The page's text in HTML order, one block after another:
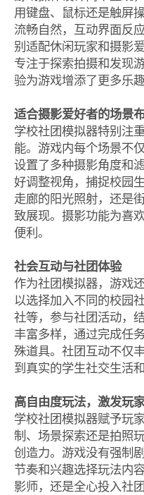
用键盘、鼠标还是触屏
流畅自然，互动界面反
别适配休闲玩家和摄影
专注于探索拍摄和发现
验为游戏增添了更多乐趣
适合摄影爱好者的场景
学校社团模拟器特别注
能。游戏内每个场景不
设置了多种摄影角度和
好调整视角，捕捉校园
走廊的阳光照射，还是
致展现。摄影功能为喜
便利。
社会互动与社团体验
作为社团模拟器，游戏
以选择加入不同的校园
社等，参与社团活动，
丰富多样，通过完成任
殊道具。社团互动不仅
到真实的学生社交生活
高自由度玩法，激发玩
学校社团模拟器赋予玩
制、场景探索还是拍照
创造力。游戏没有强制
节奏和兴趣选择玩法内
影师，还是全心投入社